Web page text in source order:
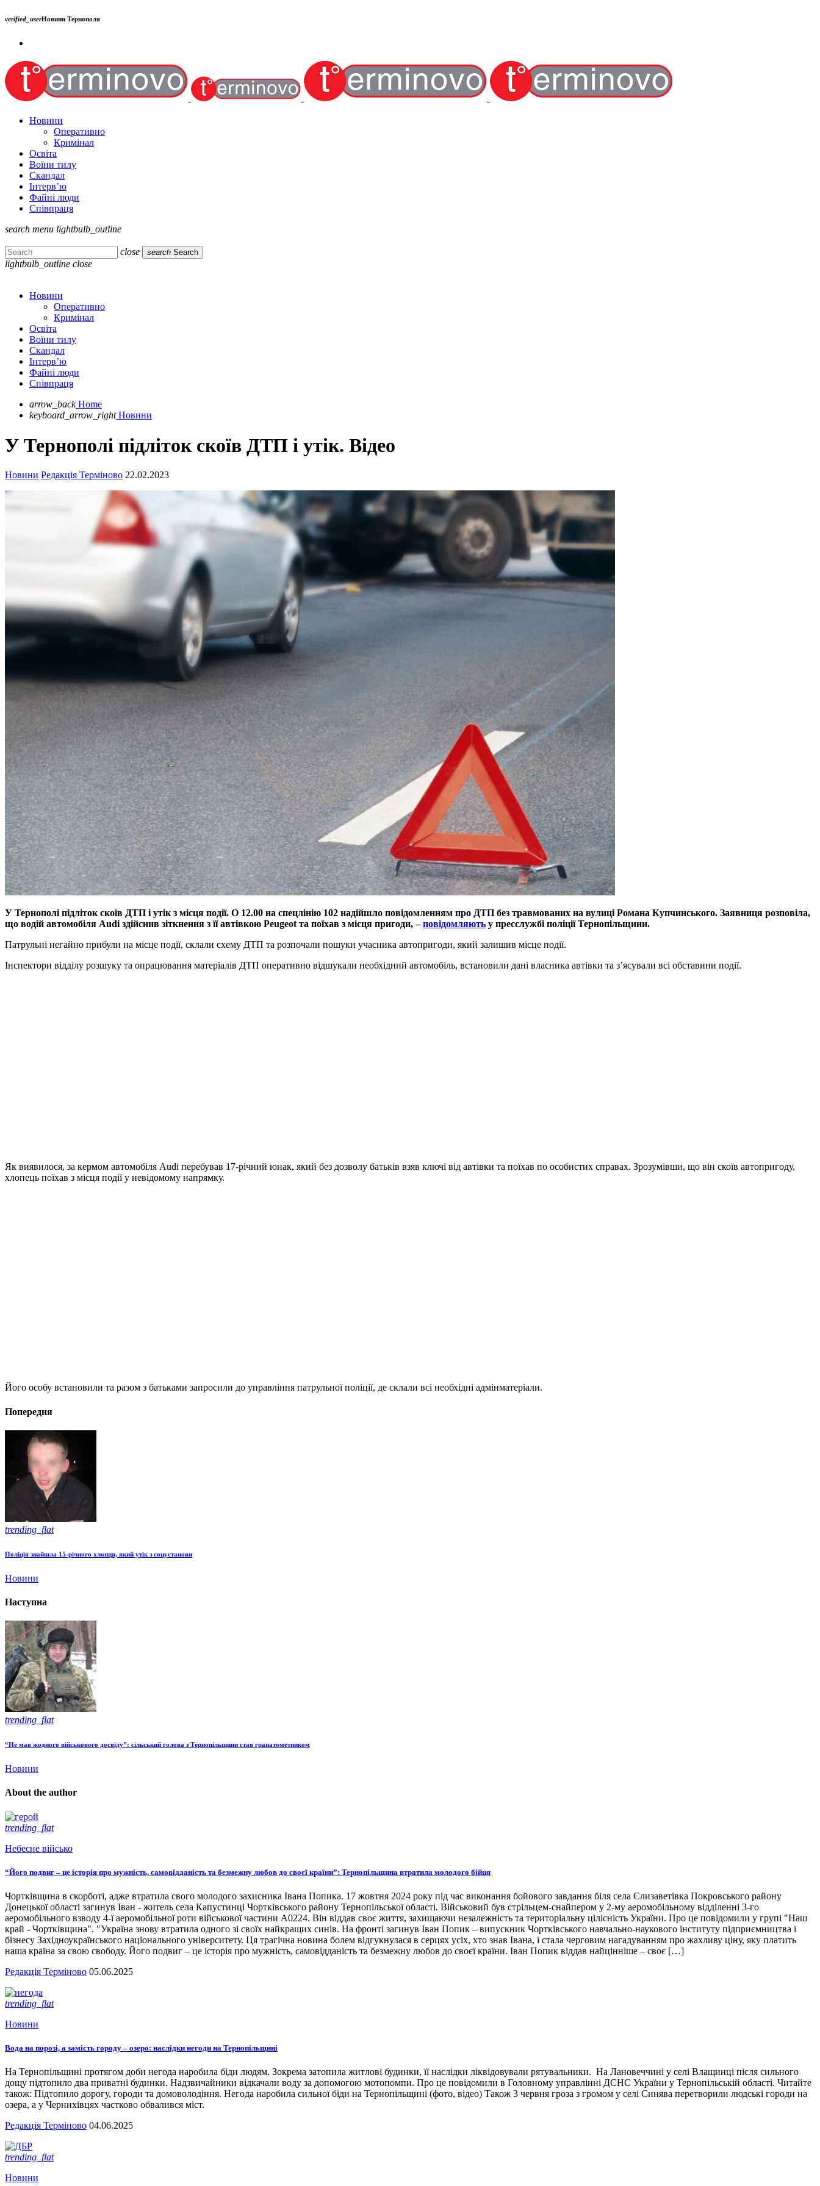
verified_userНовини Тернополя
Новини
Оперативно
Кримінал
Освіта
Воїни тилу
Скандал
Інтерв’ю
Файні люди
Співпраця
search menu lightbulb_outline
close search Search
lightbulb_outline close
Новини
Оперативно
Кримінал
Освіта
Воїни тилу
Скандал
Інтерв’ю
Файні люди
Співпраця
arrow_back Home
keyboard_arrow_right Новини
У Тернополі підліток скоїв ДТП і утік. Відео
Новини Редакція Терміново 22.02.2023
У Тернополі підліток скоїв ДТП і утік з місця події. О 12.00 на спецлінію 102 надійшло повідомленням про ДТП без травмованих на вулиці Романа Купчинського. Заявниця розповіла,
що водій автомобіля Audi здійснив зіткнення з її автівкою Peugeot та поїхав з місця пригоди, –повідомляють у пресслужбі поліції Тернопільщини.
Патрульні негайно прибули на місце події, склали схему ДТП та розпочали пошуки учасника автопригоди, який залишив місце події.
Інспектори відділу розшуку та опрацювання матеріалів ДТП оперативно відшукали необхідний автомобіль, встановили дані власника автівки та з’ясували всі обставини події.
Як виявилося, за кермом автомобіля Audi перебував 17-річний юнак, який без дозволу батьків взяв ключі від автівки та поїхав по особистих справах. Зрозумівши, що він скоїв автопригоду,
хлопець поїхав з місця події у невідомому напрямку.
Його особу встановили та разом з батьками запросили до управління патрульної поліції, де склали всі необхідні адмінматеріали.
Попередня
trending_flat
Поліція знайшла 15-річного хлопця, який утік з соцустанови
Новини
Наступна
trending_flat
“Не мав жодного військового досвіду”: сільський голова з Тернопільщини став гранатометником
Новини
About the author
trending_flat
Небесне військо
“Його подвиг – це історія про мужність, самовідданість та безмежну любов до своєї країни”: Тернопільщина втратила молодого бійця
Чортківщина в скорботі, адже втратила свого молодого захисника Івана Попика. 17 жовтня 2024 року під час виконання бойового завдання біля села Єлизаветівка Покровського району
Донецької області загинув Іван - житель села Капустинці Чортківського району Тернопільської області. Військовий був стрільцем-снайпером у 2-му аеромобільному відділенні 3-го
аеромобільного взводу 4-ї аеромобільної роти військової частини А0224. Він віддав своє життя, захищаючи незалежність та територіальну цілісність України. Про це повідомили у групі "Наш
край - Чортківщина". "Україна знову втратила одного зі своїх найкращих синів. На фронті загинув Іван Попик – випускник Чортківського навчально-наукового інституту підприємництва і
бізнесу Західноукраїнського національного університету. Ця трагічна новина болем відгукнулася в серцях усіх, хто знав Івана, і стала черговим нагадуванням про жахливу ціну, яку платить
наша країна за свою свободу. Його подвиг – це історія про мужність, самовідданість та безмежну любов до своєї країни. Іван Попик віддав найцінніше – своє […]
Редакція Терміново 05.06.2025
trending_flat
Новини
Вода на порозі, а замість городу – озеро: наслідки негоди на Тернопільщині
На Тернопільщині протягом доби негода наробила біди людям. Зокрема затопила житлові будинки, її наслідки ліквідовували рятувальники. На Лановеччині у селі Влащинці після сильного
дощу підтопило два приватні будинки. Надзвичайники відкачали воду за допомогою мотопомпи. Про це повідомили в Головному управлінні ДСНС України у Тернопільській області. Читайте
також: Підтопило дорогу, городи та домоволодіння. Негода наробила сильної біди на Тернопільщині (фото, відео) Також 3 червня гроза з громом у селі Синява перетворили людські городи на
озера, а у Чернихівцях частково обвалився міст.
Редакція Терміново 04.06.2025
trending_flat
Новини